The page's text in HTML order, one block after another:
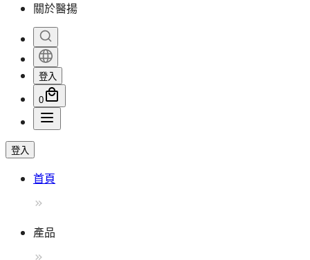
關於醫揚
登入
0
登入
首頁
產品